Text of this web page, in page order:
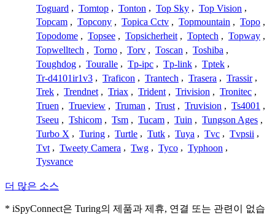
Toguard , Tomtop , Tonton , Top Sky , Top Vision ,
Topcam , Topcony , Topica Cctv , Topmountain , Topo ,
Topodome , Topsee , Topsicherheit , Toptech , Topway ,
Topwelltech , Torno , Torv , Toscan , Toshiba ,
Toughdog , Touralle , Tp-ipc , Tp-link , Tptek ,
Tr-d4101ir1v3 , Traficon , Trantech , Trasera , Trassir ,
Trek , Trendnet , Triax , Trident , Trivision , Tronitec ,
Truen , Trueview , Truman , Trust , Truvision , Ts4001 ,
Tseeu , Tshicom , Tsm , Tucam , Tuin , Tungson Ages ,
Turbo X , Turing , Turtle , Tutk , Tuya , Tvc , Tvpsii ,
Tvt , Tweety Camera , Twg , Tyco , Typhoon ,
Tysvance
더 많은 소스
* iSpyConnect은 Turing의 제품과 제휴, 연결 또는 관련이 없습